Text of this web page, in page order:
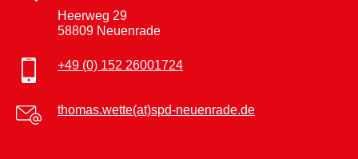
Heerweg 29
58809 Neuenrade
+49 (0) 152 26001724
thomas.wette(at)spd-neuenrade.de